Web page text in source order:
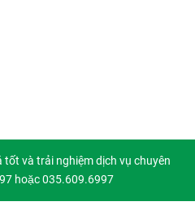
tốt và trải nghiệm dịch vụ chuyên
hoặc 035.609.6997